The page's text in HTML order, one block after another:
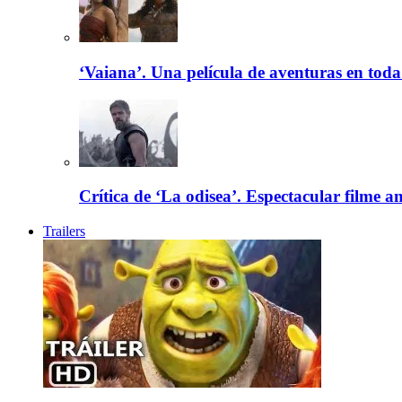
‘Vaiana’. Una película de aventuras en
Crítica de ‘La odisea’. Espectacular filme
Trailers